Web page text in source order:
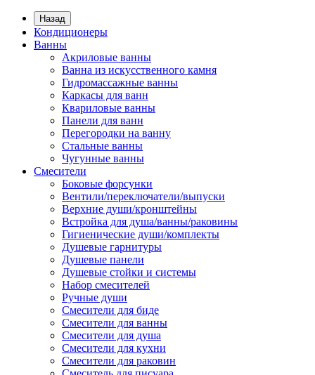
Назад
Кондиционеры
Ванны
Акриловые ванны
Ванна из искусственного камня
Гидромассажные ванны
Каркасы для ванн
Квариловые ванны
Панели для ванн
Перегородки на ванну
Стальные ванны
Чугунные ванны
Смесители
Боковые форсунки
Вентили/переключатели/выпуски
Верхние души/кронштейны
Встройка для душа/ванны/раковины
Гигиенические души/комплекты
Душевые гарнитуры
Душевые панели
Душевые стойки и системы
Набор смесителей
Ручные души
Смесители для биде
Смесители для ванны
Смесители для душа
Смесители для кухни
Смесители для раковин